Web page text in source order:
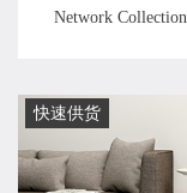
Network Collection
快速供货